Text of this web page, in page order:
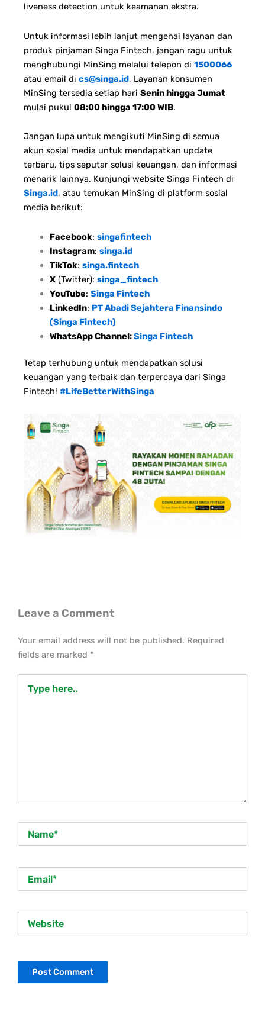
liveness detection untuk keamanan ekstra.
Untuk informasi lebih lanjut mengenai layanan dan
produk pinjaman Singa Fintech, jangan ragu untuk
menghubungi MinSing melalui telepon di 1500066
atau email di cs@singa.id. Layanan konsumen
MinSing tersedia setiap hari Senin hingga Jumat
mulai pukul 08:00 hingga 17:00 WIB.
Jangan lupa untuk mengikuti MinSing di semua
akun sosial media untuk mendapatkan update
terbaru, tips seputar solusi keuangan, dan informasi
menarik lainnya. Kunjungi website Singa Fintech di
Singa.id, atau temukan MinSing di platform sosial
media berikut:
Facebook: singafintech
Instagram: singa.id
TikTok: singa.fintech
X(Twitter): singa_fintech
YouTube: Singa Fintech
LinkedIn: PT Abadi Sejahtera Finansindo
(Singa Fintech)
WhatsApp Channel:Singa Fintech
Tetap terhubung untuk mendapatkan solusi
keuangan yang terbaik dan terpercaya dari Singa
Fintech! #LifeBetterWithSinga
Leave a Comment
Your email address will not be published. Required
fields are marked *
here..